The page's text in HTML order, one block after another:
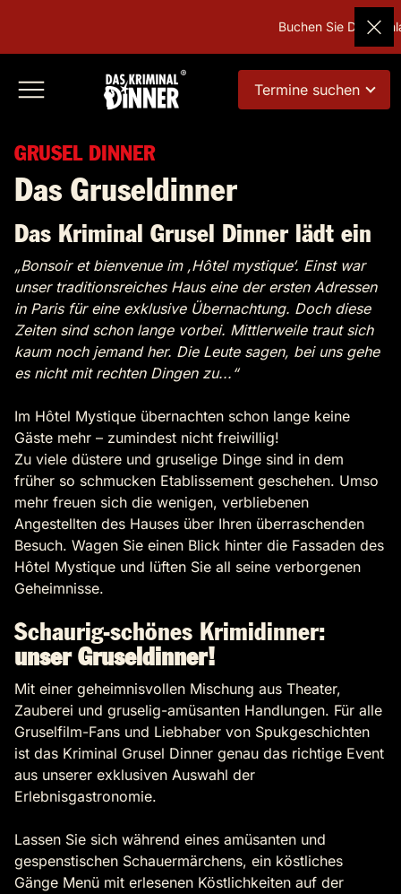
Buchen Sie
Termine suchen
GRUSEL DINNER
Das Gruseldinner
Das Kriminal Grusel Dinner lädt ein
„Bonsoir et bienvenue im ,Hôtel mystique‘. Einst war
unser traditionsreiches Haus eine der ersten Adressen
in Paris für eine exklusive Übernachtung. Doch diese
Zeiten sind schon lange vorbei. Mittlerweile traut sich
kaum noch jemand her. Die Leute sagen, bei uns gehe
es nicht mit rechten Dingen zu...“
Im Hôtel Mystique übernachten schon lange keine
Gäste mehr – zumindest nicht freiwillig!
Zu viele düstere und gruselige Dinge sind in dem
früher so schmucken Etablissement geschehen. Umso
mehr freuen sich die wenigen, verbliebenen
Angestellten des Hauses über Ihren überraschenden
Besuch. Wagen Sie einen Blick hinter die Fassaden des
Hôtel Mystique und lüften Sie all seine verborgenen
Geheimnisse.
Schaurig-schönes Krimidinner:
unser Gruseldinner!
Mit einer geheimnisvollen Mischung aus Theater,
Zauberei und gruselig-amüsanten Handlungen. Für alle
Gruselfilm-Fans und Liebhaber von Spukgeschichten
ist das Kriminal Grusel Dinner genau das richtige Event
aus unserer exklusiven Auswahl der
Erlebnisgastronomie.
Lassen Sie sich während eines amüsanten und
gespenstischen Schauermärchens, ein köstliches
Gänge Menü mit erlesenen Köstlichkeiten auf der